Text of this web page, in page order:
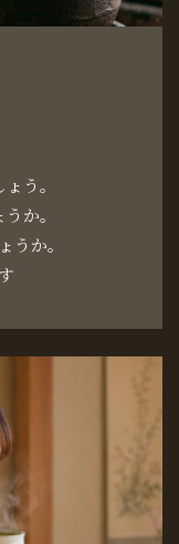
う。
か。
うか。